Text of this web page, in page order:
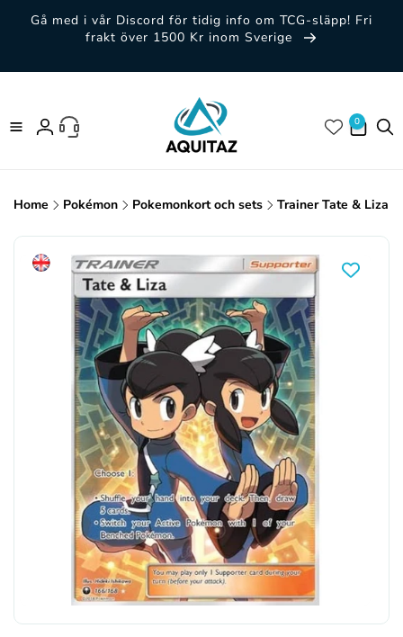
vidareGå med i vår Discord för tidig info om TCG-släpp! Fri
frakt över 1500 Kr inom Sverige
Logga
0
0 artiklar
Home Pokémon Pokemonkort och sets Trainer Tate & Liza
vidare till